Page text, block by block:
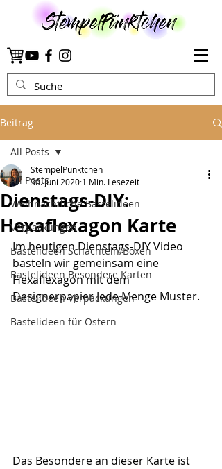
Beitrag
All Posts
Weihnachtliche Bastelideen
Verpackungen
Bastelideen Schachteln/Boxen
Bastelideen Besondere Karten
Bastelideen Verpackungen
Bastelideen für Ostern
All Posts
Dienstags-DIY:
Hexaflexagon Karte
StempelPünktchen
30. Juni 2020 1 Min. Lesezeit
Im heutigen Dienstags-DIY Video
basteln wir gemeinsam eine
Hexaflexagon mit dem
Designerpapier Jede Menge Muster.
Das Besondere an dieser Karte ist